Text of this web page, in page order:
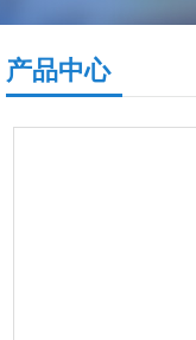
产品中心